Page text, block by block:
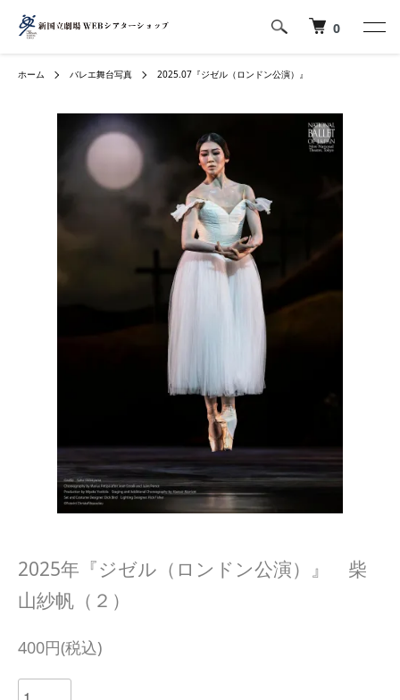
0
ホーム バレエ舞台写真 2025.07『ジゼル（ロンドン公演）』
2025年『ジゼル（ロンドン公演）』 柴
山紗帆（２）
400円(税込)